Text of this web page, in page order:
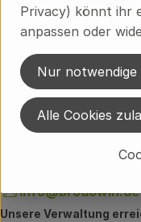
Hersteller: [E]
Regional
Du hast eine Frage
Brodowiner
info@brodowin.de
Unsere Verwaltung
Privacy) könnt ihr
anpassen oder
Nur notwendige
Alle Cookies